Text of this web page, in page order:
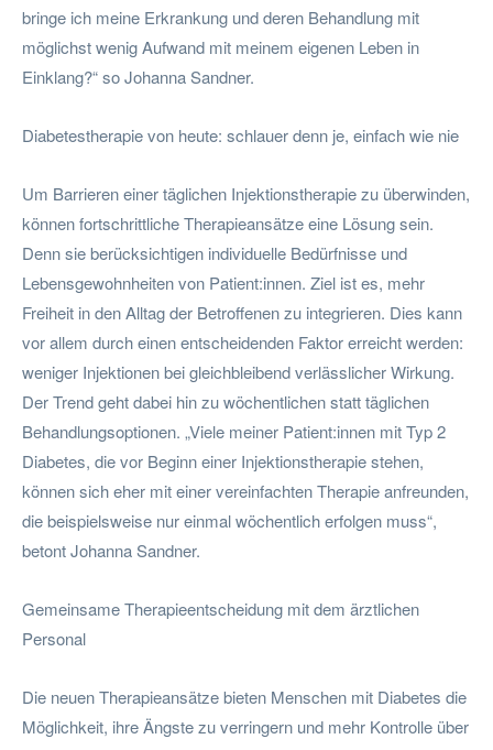
bringe ich meine Erkrankung und deren Behandlung mit
möglichst wenig Aufwand mit meinem eigenen Leben in
Einklang?“ so Johanna Sandner.
Diabetestherapie von heute: schlauer denn je, einfach wie nie
Um Barrieren einer täglichen Injektionstherapie zu überwinden,
können fortschrittliche Therapieansätze eine Lösung sein.
Denn sie berücksichtigen individuelle Bedürfnisse und
Lebensgewohnheiten von Patient:innen. Ziel ist es, mehr
Freiheit in den Alltag der Betroffenen zu integrieren. Dies kann
vor allem durch einen entscheidenden Faktor erreicht werden:
weniger Injektionen bei gleichbleibend verlässlicher Wirkung.
Der Trend geht dabei hin zu wöchentlichen statt täglichen
Behandlungsoptionen. „Viele meiner Patient:innen mit Typ 2
Diabetes, die vor Beginn einer Injektionstherapie stehen,
können sich eher mit einer vereinfachten Therapie anfreunden,
die beispielsweise nur einmal wöchentlich erfolgen muss“,
betont Johanna Sandner.
Gemeinsame Therapieentscheidung mit dem ärztlichen
Personal
Die neuen Therapieansätze bieten Menschen mit Diabetes die
Möglichkeit, ihre Ängste zu verringern und mehr Kontrolle über